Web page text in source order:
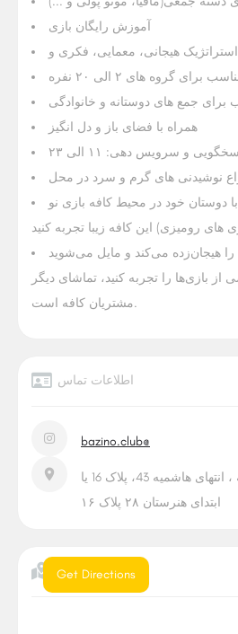
آموزش رایگان بازی
برای گروه های ۲ الی ۲۰ نفره
جمع های دوستانه و خانوادگی
همراه با فضای باز و دل انگیز
و سرویس دهی: ۱۱ الی ۲۳
نوشیدنی های گرم و سرد در محل
دوستان خود در محیط کافه بازی نو
های رومیزی) این کافه زیبا تجربه کنید
هیجان‌زده می‌کند و مایل می‌شوید
بازی‌ها را تجربه کنید، تماشای دیگر
مشتریان کافه است.
اطلاعات تماس
bazino.club@
مشهد: بلوار هاشمیه ، انتهای هاشمیه 43، پلاک 16 یا
ابتدای هنرستان ۲۸ پلاک ۱۶
موقعیت
Get Directions